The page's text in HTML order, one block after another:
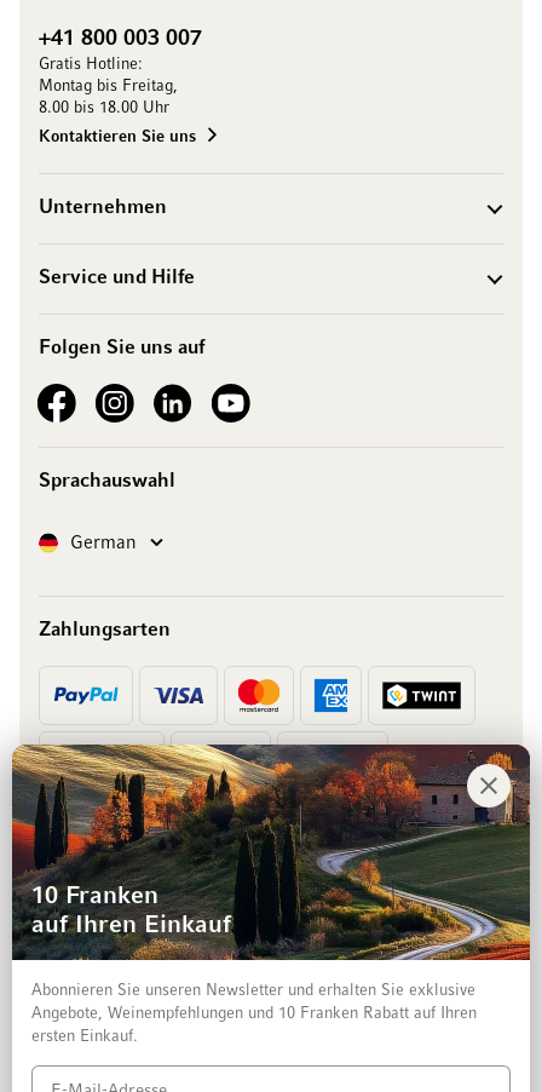
+41 800 003 007
Gratis Hotline:
Montag bis Freitag,
8.00 bis 18.00 Uhr
Kontaktieren Sie uns
Unternehmen
Service und Hilfe
Folgen Sie uns auf
See our FacebookSee our Instagram account
See our LinkedInSee our YouTube channel
Sprachauswahl
SpracheGerman
Zahlungsarten
Vorkasse Rechnung
10 Franken
auf Ihren Einkauf
Abonnieren Sie unseren Newsletter und erhalten Sie exklusive
Angebote, Weinempfehlungen und 10 Franken Rabatt auf Ihren
ersten Einkauf.